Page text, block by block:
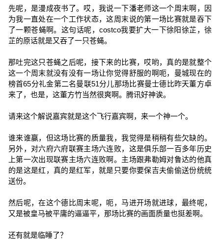
先呢，是漫成夜书了。哎，我说一下潘老师这一个周末啊，因
为我一直处在一个工作状态，这周末说的第一场比赛就是吞下
了一颗苍蝇啊。这句话呢，costco我要扩大一下徐阳徐芷，徐
芷的原话就是又吞了一只苍蝇。
那吐完这只苍蝇之后呢，接下来的比赛，哎哟，真的是就整个
这一个周末就没有没有一场让你觉得舒服的啊呃，曼城现在的
榜首65分礼金第二名曼联51分儿那场比赛曼士德比昨天董方卓
来了，也是，这董方竹当然很爽啊。腾讯好神诶。
请来这个解说嘉宾就是这个飞行嘉宾啊，来一个神一个。
谁来谁赢，但这场比赛的质量我，我觉得是稍稍有些欠缺的。
另外，对六府六府联赛主场六连败，这是俱乐部一百多年历史
上第一次出现联赛主场六连败啊。主场跟弗勒姆对鲁达的他真
的是这是红，真的是红军，就是只要你要保吉夫偷偷送份统统
送份。
然后呢，在这个德比周末呢，呃，马进开场就进球，最终呢，
又是被皇马被平庸的逼逼平，那场比赛的画面质量也挺差啊。
还有就是临睡了？